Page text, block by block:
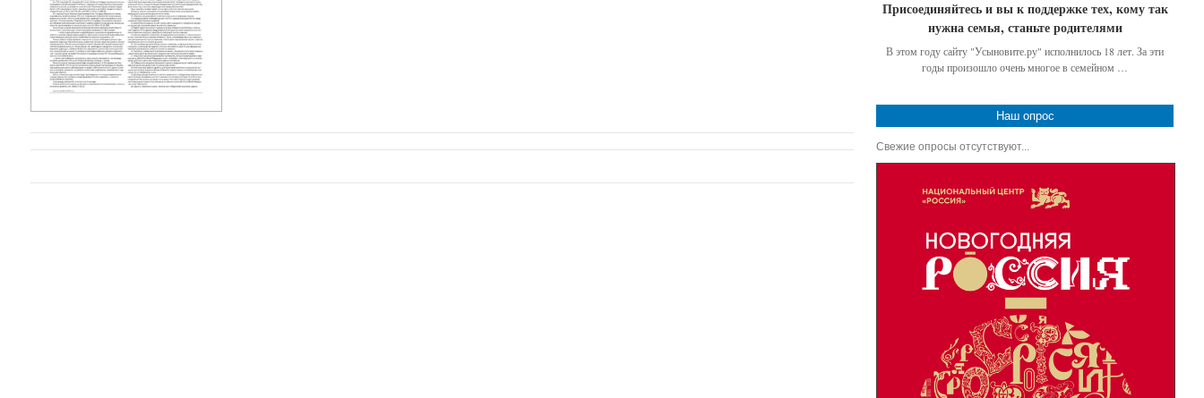
Присоединяйтесь и вы к поддержке тех, кому так
нужна семья, станьте родителями
В этом году сайту "Усыновите.ру" исполнилось 18 лет. За эти
годы произошло очень многое в семейном …
Наш опрос
Свежие опросы отсутствуют...